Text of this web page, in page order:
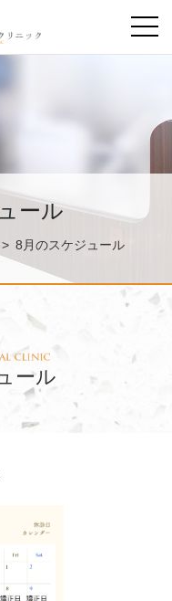
ール
> 8月のスケジュール
ール